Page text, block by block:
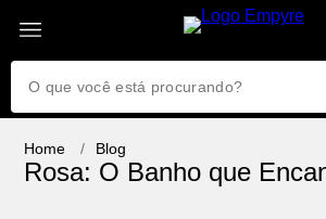
Home Blog
Rosa: O Banho que